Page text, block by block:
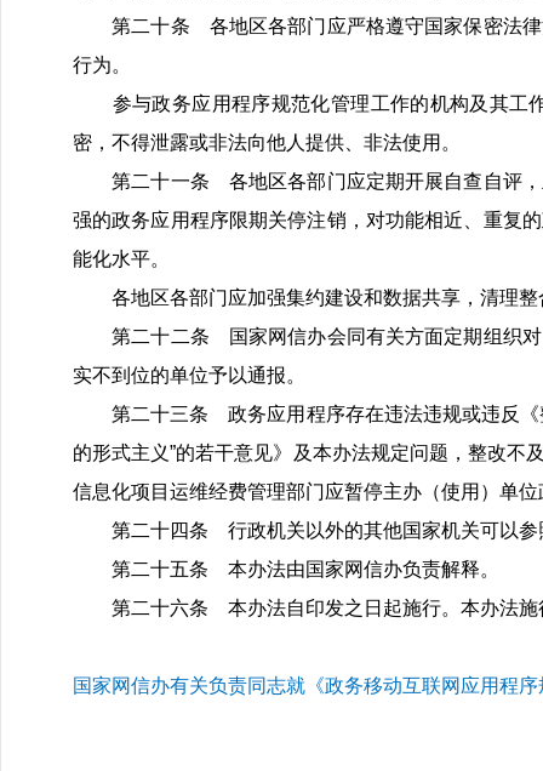
第二十条 各地区各部门应严格遵守国家保密法律
行为。
参与政务应用程序规范化管理工作的机构及其工
密，不得泄露或非法向他人提供、非法使用。
第二十一条 各地区各部门应定期开展自查自评，
强的政务应用程序限期关停注销，对功能相近、重复
能化水平。
各地区各部门应加强集约建设和数据共享，清理整
第二十二条 国家网信办会同有关方面定期组织对
实不到位的单位予以通报。
第二十三条 政务应用程序存在违法违规或违反《
的形式主义”的若干意见》及本办法规定问题，整改
信息化项目运维经费管理部门应暂停主办（使用）单
第二十四条 行政机关以外的其他国家机关可以参
第二十五条 本办法由国家网信办负责解释。
第二十六条 本办法自印发之日起施行。本办法施
国家网信办有关负责同志就《政务移动互联网应用程